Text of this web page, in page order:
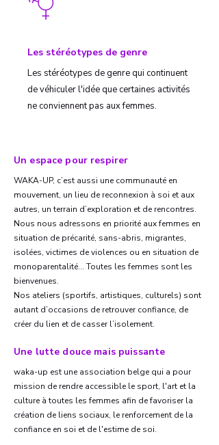
Les stéréotypes de genre
Les stéréotypes de genre qui continuent
de véhiculer l'idée que certaines activités
ne conviennent pas aux femmes.
Un espace pour respirer
WAKA-UP, c’est aussi une communauté en
mouvement, un lieu de reconnexion à soi et aux
autres, un terrain d’exploration et de rencontres.
Nous nous adressons en priorité aux femmes en
situation de précarité, sans-abris, migrantes,
isolées, victimes de violences ou en situation de
monoparentalité... Toutes les femmes sont les
bienvenues.
Nos ateliers (sportifs, artistiques, culturels) sont
autant d’occasions de retrouver confiance, de
créer du lien et de casser l’isolement.
Une lutte douce mais puissante
waka-up est une association belge qui a pour
mission de rendre accessible le sport, l'art et la
culture à toutes les femmes afin de favoriser la
création de liens sociaux, le renforcement de la
confiance en soi et de l'estime de soi.